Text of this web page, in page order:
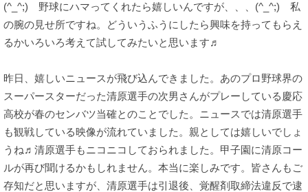
(^_^;) 野球にハマってくれたら嬉しいんですが、、、(^_^;) 私
の腕の見せ所ですね。どういうふうにしたら興味を持ってもらえ
るかいろいろ考えて試してみたいと思います♬
昨日、嬉しいニュースが飛び込んできました。あのプロ野球界の
スーパースターだった清原選手の次男さんがプレーしている慶応
高校が春のセンバツ当確とのことでした。ニュースでは清原選手
も観戦している映像が流れていました。親としては嬉しいでしょ
うね♬清原選手もニコニコしておられました。甲子園に清原コー
ルが再び聞けるかもしれません。本当に楽しみです。皆さんもご
存知だと思いますが、清原選手は引退後、覚醒剤取締法違反で逮